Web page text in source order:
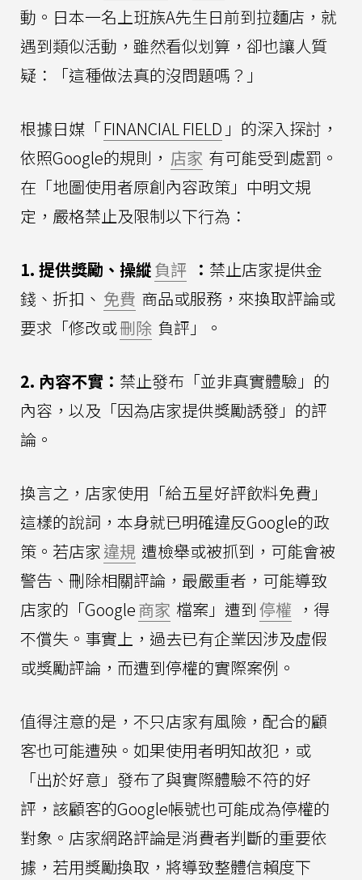
動。日本一名上班族A先生日前到拉麵店，就
遇到類似活動，雖然看似划算，卻也讓人質
疑：「這種做法真的沒問題嗎？」
根據日媒「FINANCIAL FIELD 」的深入探討，
依照Google的規則， 店家 有可能受到處罰。
在「地圖使用者原創內容政策」中明文規
定，嚴格禁止及限制以下行為：
1. 提供獎勵、操縱負評 ： 禁止店家提供金
錢、折扣、 免費 商品或服務，來換取評論或
要求「修改或刪除 負評」。
2. 內容不實： 禁止發布「並非真實體驗」的
內容，以及「因為店家提供獎勵誘發」的評
論。
換言之，店家使用「給五星好評飲料免費」
這樣的說詞，本身就已明確違反Google的政
策。若店家 違規 遭檢舉或被抓到，可能會被
警告、刪除相關評論，最嚴重者，可能導致
店家的「Google商家 檔案」遭到停權 ，得
不償失。事實上，過去已有企業因涉及虛假
或獎勵評論，而遭到停權的實際案例。
值得注意的是，不只店家有風險，配合的顧
客也可能遭殃。如果使用者明知故犯，或
「出於好意」發布了與實際體驗不符的好
評，該顧客的Google帳號也可能成為停權的
對象。店家網路評論是消費者判斷的重要依
據，若用獎勵換取，將導致整體信賴度下